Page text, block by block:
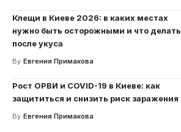
Клещи в Киеве 2026: в каких местах
нужно быть осторожными и что делать
после укуса
By Евгения Примакова
Рост ОРВИ и COVID-19 в Киеве: как
защититься и снизить риск заражения
By Евгения Примакова